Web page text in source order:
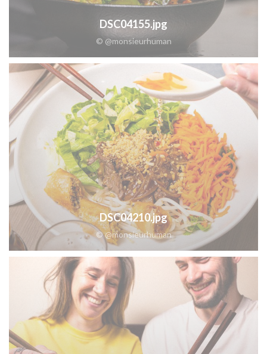
DSC04155.jpg
© @monsieurhuman
DSC04210.jpg
© @monsieurhuman